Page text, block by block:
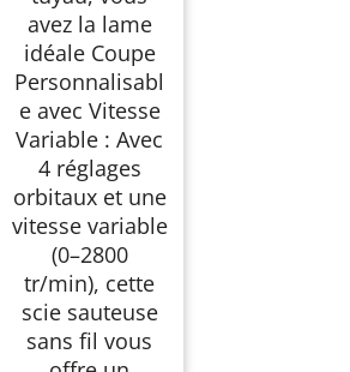
avez la lame
idéale Coupe
Personnalisabl
e avec Vitesse
Variable : Avec
4 réglages
orbitaux et une
vitesse variable
(0–2800
tr/min), cette
scie sauteuse
sans fil vous